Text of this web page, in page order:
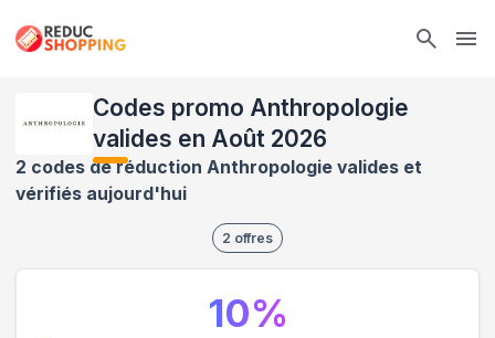
Codes promo Anthropologie
valides en Août 2026
2 codes de réduction Anthropologie valides et
vérifiés aujourd'hui
2 offres
10%